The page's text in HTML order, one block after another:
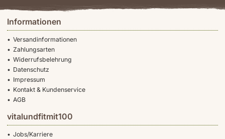
Informationen
Versandinformationen
Zahlungsarten
Widerrufsbelehrung
Datenschutz
Impressum
Kontakt & Kundenservice
AGB
vitalundfitmit100
Jobs/Karriere